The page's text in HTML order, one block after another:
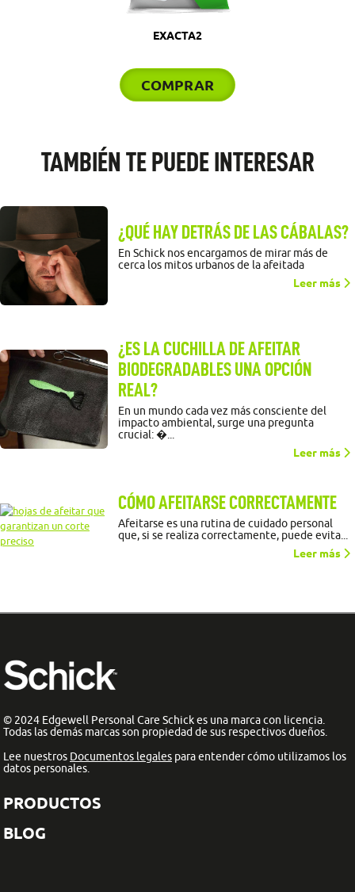
EXACTA2
COMPRAR
TAMBIÉN TE PUEDE INTERESAR
¿QUÉ HAY DETRÁS DE LAS CÁBALAS?
En Schick nos encargamos de mirar más de
cerca los mitos urbanos de la afeitada
Leer más
¿ES LA CUCHILLA DE AFEITAR
BIODEGRADABLES UNA OPCIÓN
REAL?
En un mundo cada vez más consciente del
impacto ambiental, surge una pregunta
crucial: �...
Leer más
CÓMO AFEITARSE CORRECTAMENTE
Afeitarse es una rutina de cuidado personal
que, si se realiza correctamente, puede evita...
Leer más
© 2024 Edgewell Personal Care Schick es una marca con licencia.
Todas las demás marcas son propiedad de sus respectivos dueños.
Lee nuestros Documentos legales para entender cómo utilizamos los
datos personales.
PRODUCTOS
BLOG